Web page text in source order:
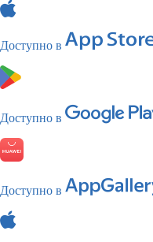
Доступно в
Доступно в
Доступно в